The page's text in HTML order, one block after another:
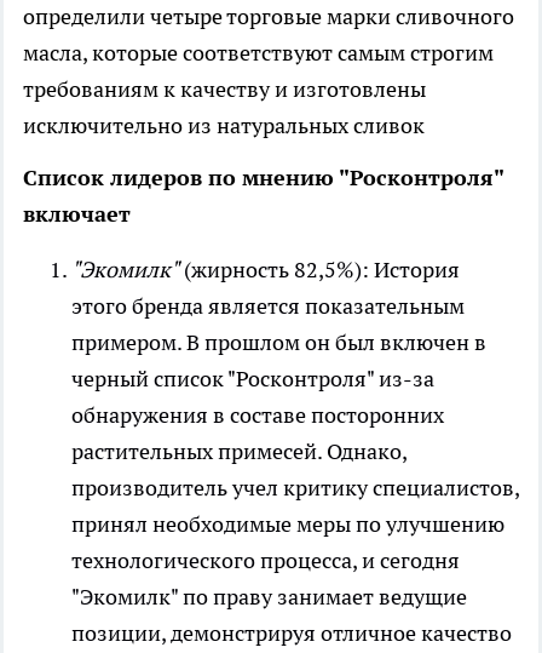
определили четыре торговые марки сливочного
масла, которые соответствуют самым строгим
требованиям к качеству и изготовлены
исключительно из натуральных сливок
Список лидеров по мнению "Росконтроля"
включает
"Экомилк"(жирность 82,5%): История
этого бренда является показательным
примером. В прошлом он был включен в
черный список "Росконтроля" из-за
обнаружения в составе посторонних
растительных примесей. Однако,
производитель учел критику специалистов,
принял необходимые меры по улучшению
технологического процесса, и сегодня
"Экомилк" по праву занимает ведущие
позиции, демонстрируя отличное качество